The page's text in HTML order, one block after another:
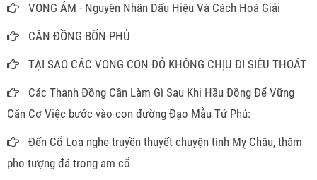
VONG ÁM - Nguyên Nhân Dấu Hiệu Và Cách Hoá Giải
CĂN ĐỒNG BỐN PHỦ
TẠI SAO CÁC VONG CON ĐỎ KHÔNG CHỊU ĐI SIÊU THOÁT
Các Thanh Đồng Cần Làm Gì Sau Khi Hầu Đồng Để Vững
Căn Cơ Việc bước vào con đường Đạo Mẫu Tứ Phủ:
Đến Cổ Loa nghe truyền thuyết chuyện tình Mỵ Châu, thăm
pho tượng đá trong am cổ